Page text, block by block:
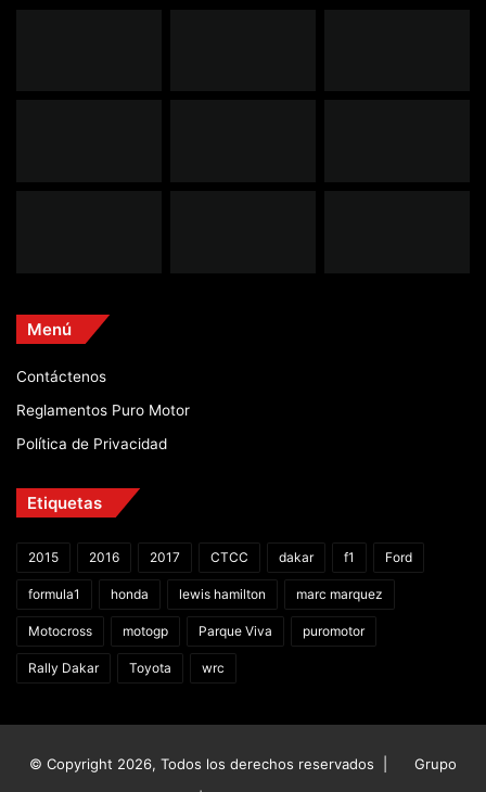
Menú
Contáctenos
Reglamentos Puro Motor
Política de Privacidad
Etiquetas
2015 2016 2017 CTCC dakar f1 Ford
formula1 honda lewis hamilton marc marquez
Motocross motogp Parque Viva puromotor
Rally Dakar Toyota wrc
© Copyright 2026, Todos los derechos reservados |
Grupo